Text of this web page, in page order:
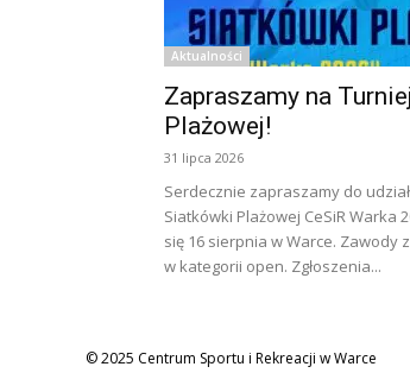
Aktualności
Zapraszamy na
Plażowej!
31 lipca 2026
Serdecznie zapraszamy do
Siatkówki Plażowej CeSiR Warka
się 16 sierpnia w Warce. Zawody
w kategorii open. Zgłoszenia...
© 2025 Centrum Sportu i Rekreacji w Warce